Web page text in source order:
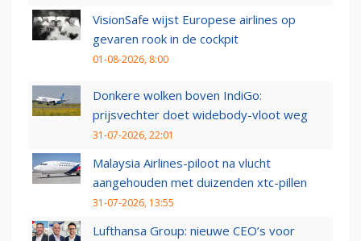
VisionSafe wijst Europese airlines op
gevaren rook in de cockpit
01-08-2026, 8:00
Donkere wolken boven IndiGo:
prijsvechter doet widebody-vloot weg
31-07-2026, 22:01
Malaysia Airlines-piloot na vlucht
aangehouden met duizenden xtc-pillen
31-07-2026, 13:55
Lufthansa Group: nieuwe CEO’s voor